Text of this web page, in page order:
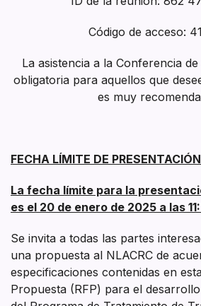
Código de acceso:
La asistencia a la Conferencia
obligatoria para aquellos que
es muy
FECHA LÍMITE DE
La fecha límite para la
es el 20 de enero de 2025 a las
Se invita a todas las partes
una propuesta al NLACRC de
especificaciones contenidas en
Propuesta (RFP) para el